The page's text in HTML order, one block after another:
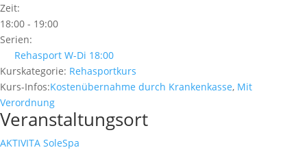
Zeit:
18:00 - 19:00
Serien:
Rehasport W-Di 18:00
Kurskategorie: Rehasportkurs
Kurs-Infos:Kostenübernahme durch Krankenkasse, Mit
Verordnung
Veranstaltungsort
AKTIVITA SoleSpa